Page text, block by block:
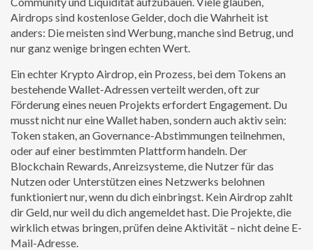
Airdrops sind kostenlose Gelder, doch die Wahrheit ist
anders: Die meisten sind Werbung, manche sind Betrug, und
nur ganz wenige bringen echten Wert.
Ein echter Krypto Airdrop,ein Prozess, bei dem Tokens an
bestehende Wallet-Adressen verteilt werden, oft zur
Förderung eines neuen Projekts erfordert Engagement. Du
musst nicht nur eine Wallet haben, sondern auch aktiv sein:
Token staken, an Governance-Abstimmungen teilnehmen,
oder auf einer bestimmten Plattform handeln. Der
Blockchain Rewards,Anreizsysteme, die Nutzer für das
Nutzen oder Unterstützen eines Netzwerks belohnen
funktioniert nur, wenn du dich einbringst. Kein Airdrop zahlt
dir Geld, nur weil du dich angemeldet hast. Die Projekte, die
wirklich etwas bringen, prüfen deine Aktivität – nicht deine E-
Mail-Adresse.